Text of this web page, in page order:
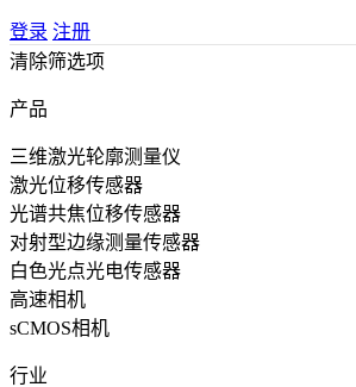
登录 注册
清除筛选项
产品
三维激光轮廓测量仪
激光位移传感器
光谱共焦位移传感器
对射型边缘测量传感器
白色光点光电传感器
高速相机
sCMOS相机
行业